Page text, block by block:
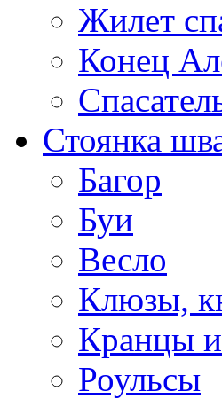
Жилет
Конец
Стоянка
Багор
Буи
Весло
Клюзы,
Кранцы и
Роульсы